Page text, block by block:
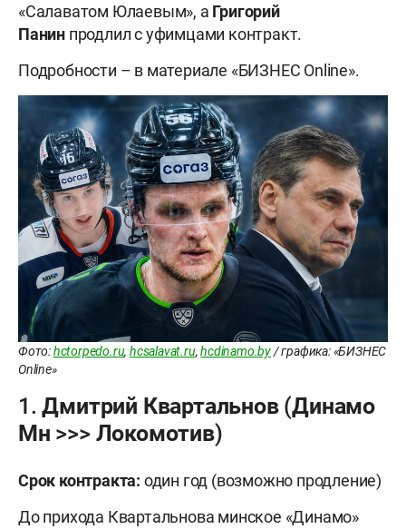
«Салаватом Юлаевым», а Григорий
Панин продлил с уфимцами контракт.
Подробности – в материале «БИЗНЕС Online».
Фото:hctorpedo.ru,hcsalavat.ru,hcdinamo.by/ графика: «БИЗНЕС
Online»
1. Дмитрий Квартальнов (Динамо
Мн >>> Локомотив)
Срок контракта: один год (возможно продление)
До прихода Квартальнова минское «Динамо»